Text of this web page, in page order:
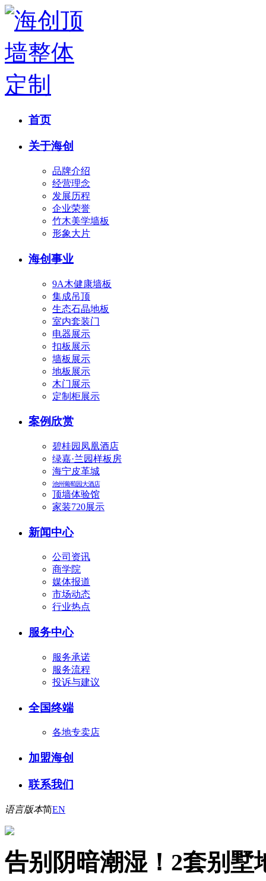
首页
关于海创
品牌介绍
经营理念
发展历程
企业荣誉
竹木美学墙板
形象大片
海创事业
9A木健康墙板
集成吊顶
生态石晶地板
室内套装门
电器展示
扣板展示
墙板展示
地板展示
木门展示
定制柜展示
案例欣赏
碧桂园凤凰酒店
绿嘉·兰园样板房
海宁皮革城
池州葡萄园大酒店
顶墙体验馆
家装720展示
新闻中心
公司资讯
商学院
媒体报道
市场动态
行业热点
服务中心
服务承诺
服务流程
投诉与建议
全国终端
各地专卖店
加盟海创
联系我们
语言版本简EN
告别阴暗潮湿！2套别墅